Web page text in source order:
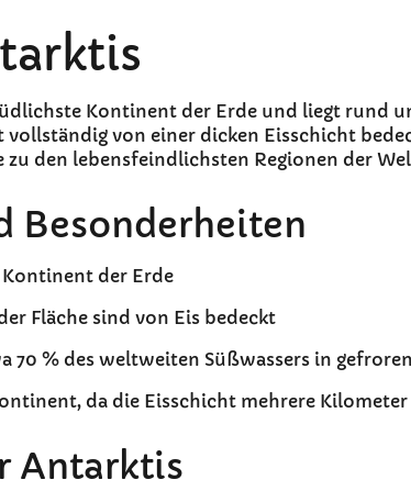
Kontinent der Erde und liegt rund
vollständig von einer dicken Eisschicht
zu den lebensfeindlichsten Regionen der
Besonderheiten
der Erde
Fläche sind von Eis bedeckt
70 % des weltweiten Süßwassers in
da die Eisschicht mehrere
Antarktis